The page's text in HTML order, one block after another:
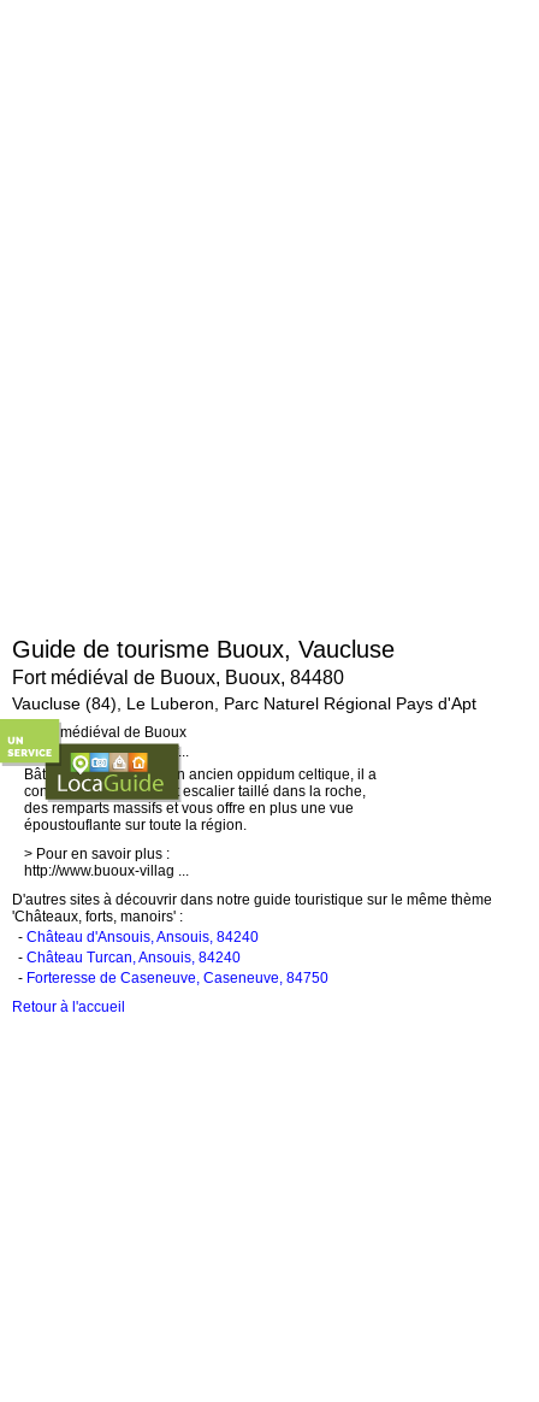
Fort médiéval de Buoux, Buoux, 84480
Guide de tourisme Buoux, Vaucluse
Vaucluse (84), Le Luberon, Parc Naturel Régional Pays d'Apt
Le fort médiéval en bref...
Bâti au 12è siècle sur un ancien oppidum celtique, il a
conservé un surprenant escalier taillé dans la roche,
des remparts massifs et vous offre en plus une vue
époustouflante sur toute la région.
> Pour en savoir plus :
http://www.buoux-villag ...
D'autres sites à découvrir dans notre guide touristique sur le même thème
'Châteaux, forts, manoirs' :
- Château d'Ansouis, Ansouis, 84240
- Château Turcan, Ansouis, 84240
- Forteresse de Caseneuve, Caseneuve, 84750
Retour à l'accueil